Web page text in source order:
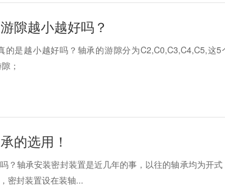
隙越小越好吗？
是越小越好吗？轴承的游隙分为C2,C0,C3,C4,C5,这5
；
的选用！
？轴承安装密封装置是近几年的事，以往的轴承均为开式
密封装置设在装轴...